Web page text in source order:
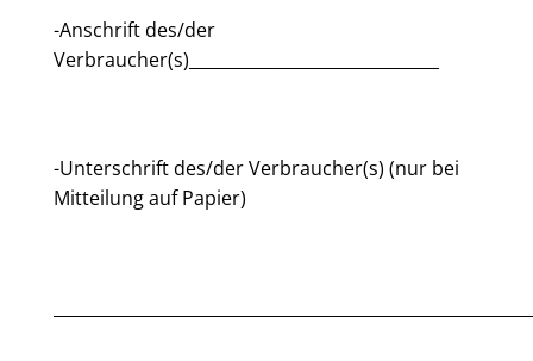
-Anschrift des/der
Verbraucher(s)______________________________
-Unterschrift des/der Verbraucher(s) (nur bei
Mitteilung auf Papier)